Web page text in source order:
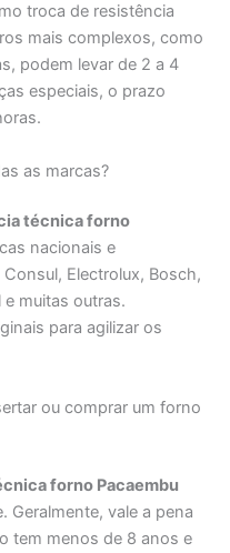
troca de resistência
mais complexos, como
podem levar de 2 a 4
especiais, o prazo
as marcas?
técnica forno
nacionais e
Electrolux, Bosch,
e muitas outras.
para agilizar os
ou comprar um forno
forno Pacaembu
Geralmente, vale a pena
tem menos de 8 anos e